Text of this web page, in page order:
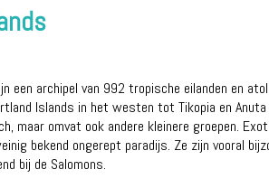
een archipel van 992 tropische eilanden en
Islands in het westen tot Tikopia en
maar omvat ook andere kleinere groepen.
bekend ongerept paradijs. Ze zijn vooral
bij de Salomons.